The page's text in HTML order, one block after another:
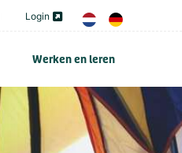
Login
Werken en leren